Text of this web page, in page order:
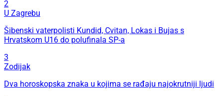
2
U Zagrebu
Šibenski vaterpolisti Kundid, Cvitan, Lokas i Bujas s
Hrvatskom U16 do polufinala SP-a
3
Zodijak
Dva horoskopska znaka u kojima se rađaju najokrutniji ljudi